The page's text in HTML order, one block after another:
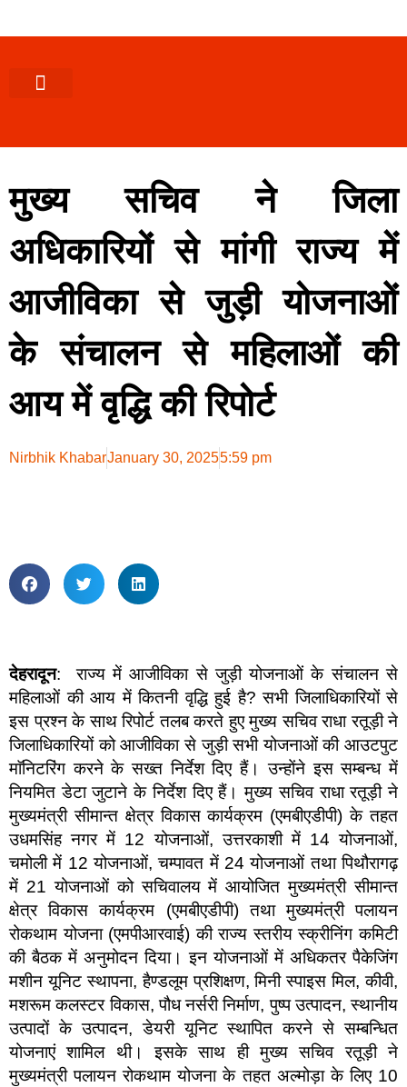
मुख्य सचिव ने जिला
अधिकारियों से मांगी राज्य में
आजीविका से जुड़ी योजनाओं
के संचालन से महिलाओं की
आय में वृद्धि की रिपोर्ट
Nirbhik KhabarJanuary 30, 20255:59 pm
देहरादून: राज्य में आजीविका से जुड़ी योजनाओं के संचालन से
महिलाओं की आय में कितनी वृद्धि हुई है? सभी जिलाधिकारियों से
इस प्रश्न के साथ रिपोर्ट तलब करते हुए मुख्य सचिव राधा रतूड़ी ने
जिलाधिकारियों को आजीविका से जुड़ी सभी योजनाओं की आउटपुट
माॅनिटरिंग करने के सख्त निर्देश दिए हैं। उन्होंने इस सम्बन्ध में
नियमित डेटा जुटाने के निर्देश दिए हैं। मुख्य सचिव राधा रतूड़ी ने
मुख्यमंत्री सीमान्त क्षेत्र विकास कार्यक्रम (एमबीएडीपी) के तहत
उधमसिंह नगर में 12 योजनाओं, उत्तरकाशी में 14 योजनाओं,
चमोली में 12 योजनाओं, चम्पावत में 24 योजनाओं तथा पिथौरागढ़
में 21 योजनाओं को सचिवालय में आयोजित मुख्यमंत्री सीमान्त
क्षेत्र विकास कार्यक्रम (एमबीएडीपी) तथा मुख्यमंत्री पलायन
रोकथाम योजना (एमपीआरवाई) की राज्य स्तरीय स्क्रीनिंग कमिटी
की बैठक में अनुमोदन दिया। इन योजनाओं में अधिकतर पैकेजिंग
मशीन यूनिट स्थापना, हैण्डलूम प्रशिक्षण, मिनी स्पाइस मिल, कीवी,
मशरूम कलस्टर विकास, पौध नर्सरी निर्माण, पुष्प उत्पादन, स्थानीय
उत्पादों के उत्पादन, डेयरी यूनिट स्थापित करने से सम्बन्धित
योजनाएं शामिल थी। इसके साथ ही मुख्य सचिव रतूड़ी ने
मुख्यमंत्री पलायन रोकथाम योजना के तहत अल्मोड़ा के लिए 10